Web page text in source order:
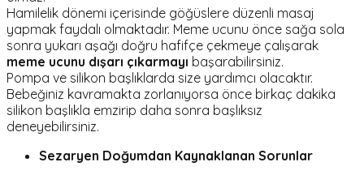
Hamilelik dönemi içerisinde göğüslere düzenli masaj
yapmak faydalı olmaktadır. Meme ucunu önce sağa sola
sonra yukarı aşağı doğru hafifçe çekmeye çalışarak
meme ucunu dışarı çıkarmayı başarabilirsiniz.
Pompa ve silikon başlıklarda size yardımcı olacaktır.
Bebeğiniz kavramakta zorlanıyorsa önce birkaç dakika
silikon başlıkla emzirip daha sonra başlıksız
deneyebilirsiniz.
Sezaryen Doğumdan Kaynaklanan Sorunlar